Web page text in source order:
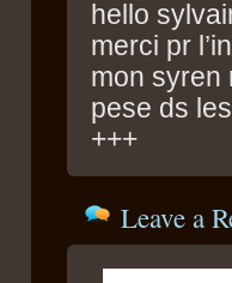
hello
merci pr
mon syren
pese ds
+++
Leave a